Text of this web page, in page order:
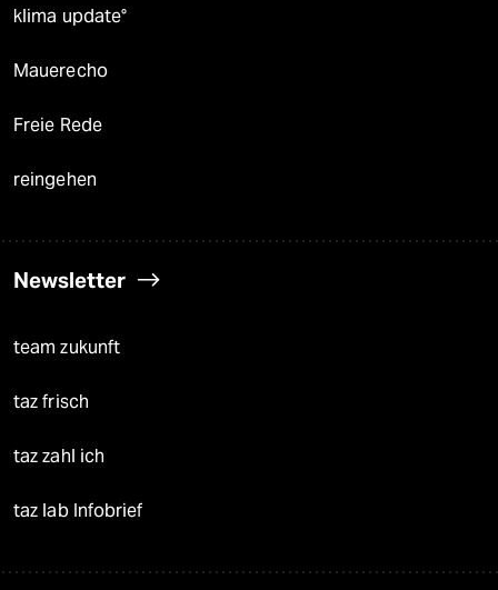
klima update°
Mauerecho
Freie Rede
reingehen
Newsletter
team zukunft
taz frisch
taz zahl ich
taz lab Infobrief